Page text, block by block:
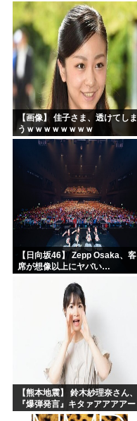
【画像】 佳子さま、透けてしま
うｗｗｗｗｗｗｗｗ
【日向坂46】 Zepp Osaka、客
席が想像以上にヤバい…
【熊本地震】 鈴木紗理奈さん、
『爆弾発言』キタァアアアアー
ーーーーー！！